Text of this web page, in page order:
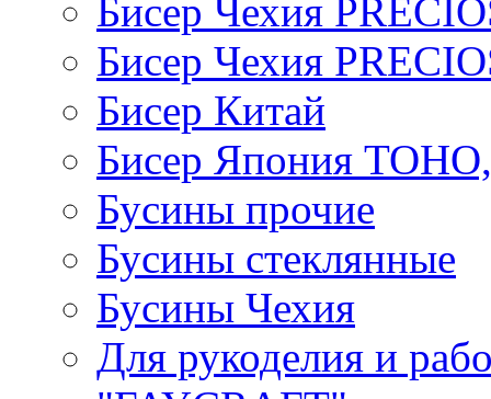
Бисер Чехия
Бисер Чехия
Бисер Китай
Бисер Япония
Бусины прочие
Бусины стеклянные
Бусины Чехия
Для рукоделия и